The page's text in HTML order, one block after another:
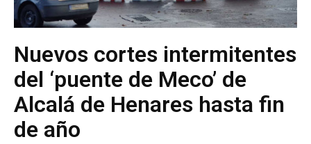
Nuevos cortes intermitentes
del ‘puente de Meco’ de
Alcalá de Henares hasta fin
de año